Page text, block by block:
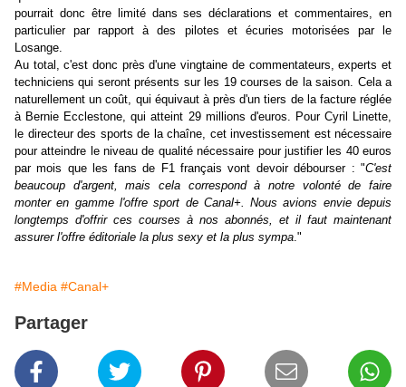
pourrait donc être limité dans ses déclarations et commentaires, en
particulier par rapport à des pilotes et écuries motorisées par le
Losange.
Au total, c'est donc près d'une vingtaine de commentateurs, experts et
techniciens qui seront présents sur les 19 courses de la saison. Cela a
naturellement un coût, qui équivaut à près d'un tiers de la facture réglée
à Bernie Ecclestone, qui atteint 29 millions d'euros. Pour Cyril Linette,
le directeur des sports de la chaîne, cet investissement est nécessaire
pour atteindre le niveau de qualité nécessaire pour justifier les 40 euros
par mois que les fans de F1 français vont devoir débourser : "C'est
beaucoup d'argent, mais cela correspond à notre volonté de faire
monter en gamme l'offre sport de Canal+. Nous avions envie depuis
longtemps d'offrir ces courses à nos abonnés, et il faut maintenant
assurer l'offre éditoriale la plus sexy et la plus sympa."
#Media #Canal+
Partager